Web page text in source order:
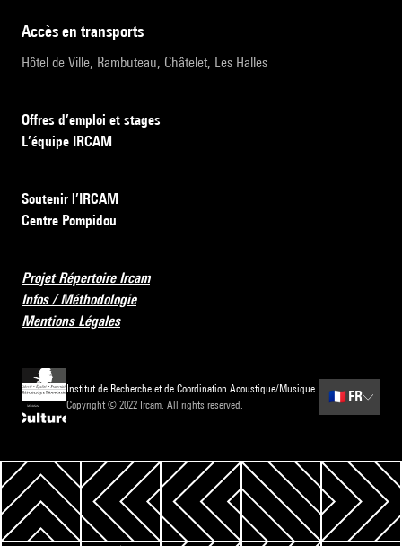
accès en transports
Hôtel de Ville, Rambuteau, Châtelet, Les Halles
Offres d’emploi et stages
L’équipe IRCAM
Soutenir l’IRCAM
Centre Pompidou
Projet Répertoire Ircam
Infos / Méthodologie
Mentions Légales
Institut de Recherche et de Coordination Acoustique/Musique
Copyright © 2022 Ircam. All rights reserved.
🇫🇷 FR